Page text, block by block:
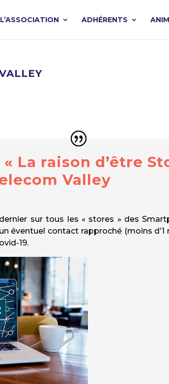
L’ASSOCIATION ADHÉRENTS
« La raison d’être
Valley
sur tous les « stores » des
éventuel contact rapproché (moins
19.